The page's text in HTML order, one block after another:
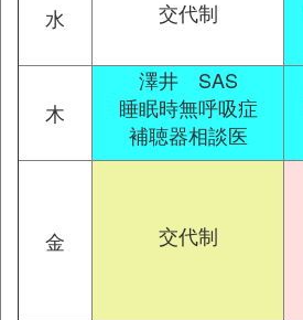
水 交代制
木
澤井 SAS
睡眠時無呼吸症
補聴器相談医
金 交代制